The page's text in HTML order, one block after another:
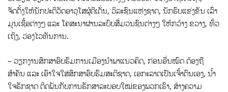
ຈັດຕັ້ງໃຫ້ນັກປະຕິວັດອາວຸໂສຜູ້ດີເດັ່ນ, ວິລະຊົນແຫ່ງຊາດ, ນັກຮົບແຂ່ງຂັນ ເລົ່າ
ມູນເຊື້ອຕ່າງໆ ແລະ ໂຄສະນາຜ່ານລະບົບສື່ມວນຊົນຕ່າງໆ ໃຫ້ກວ້າງ ຂວາງ, ທົ່ວ
ເຖິງ, ວ່ອງໄວທັນການ.
– ວຽກງານສຶກສາອົບຮົມການເມືອງນຳພາແນວຄິດ, ກ່ອນອື່ນໝົດ ຕ້ອງຖື
ສຳຄັນ ແລະ ເອົາໃຈໃສ່ສຶກສາອົບຮົມສະຕິຊາດ, ເອກະລາດເປັນເຈົ້າຕົນເອງ, ນ້ຳ
ໃຈຮັກຊາດ ຕິດພັນກັບການຮັກສາລະບອບໃໝ່ຂອງພວກເຮົາ, ສ້າງຄວາມ